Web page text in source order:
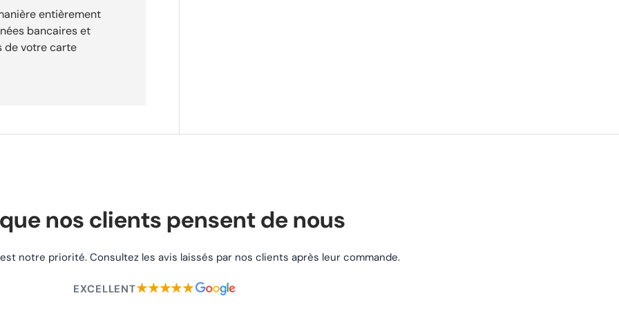
de votre
rapide
entièrement
bancaires et
de votre carte
nos clients pensent de nous
notre priorité. Consultez les avis laissés par nos clients après leur commande.
EXCELLENT★★★★★